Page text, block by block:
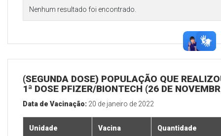
Nenhum resultado foi encontrado.
(SEGUNDA DOSE) POPULAÇÃO QUE
1ª DOSE PFIZER/BIONTECH (26 DE
Data de Vacinação: 20 de janeiro de 2022
Unidade Vacina Quantidade